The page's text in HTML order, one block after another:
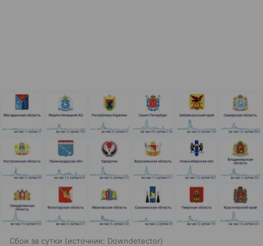
Сбои за сутки источник: Downdetector